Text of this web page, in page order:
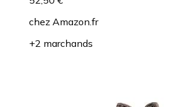
chez Amazon.fr
+2 marchands